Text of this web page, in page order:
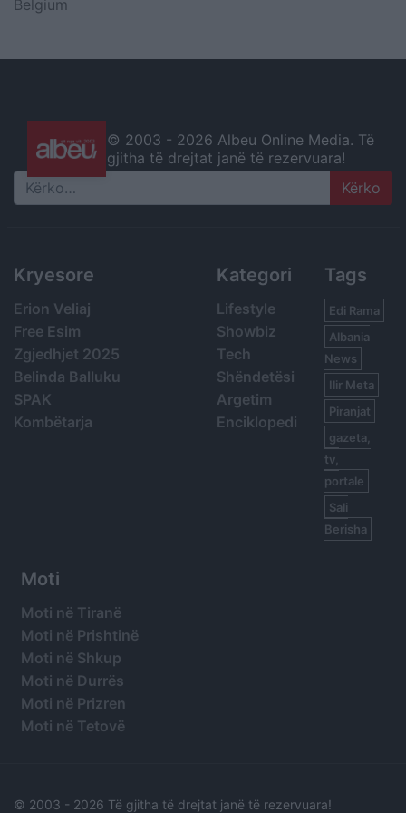
Belgium
© 2003 - 2026 Albeu Online Media. Të
gjitha të drejtat janë të rezervuara!
Search
Kryesore
Erion Veliaj
Free Esim
Zgjedhjet 2025
Belinda Balluku
SPAK
Kombëtarja
Kategori
Lifestyle
Showbiz
Tech
Shëndetësi
Argetim
Enciklopedi
Tags
Edi Rama
Albania
News
Ilir Meta
Piranjat
gazeta,
tv,
portale
Sali
Berisha
Moti
Moti në Tiranë
Moti në Prishtinë
Moti në Shkup
Moti në Durrës
Moti në Prizren
Moti në Tetovë
© 2003 - 2026 Të gjitha të drejtat janë të rezervuara!